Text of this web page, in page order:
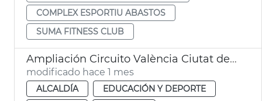
COMPLEX ESPORTIU ABASTOS
SUMA FITNESS CLUB
Ampliación Circuito València Ciutat del Running
modificado hace 1 mes
ALCALDÍA
EDUCACIÓN Y DEPORTE